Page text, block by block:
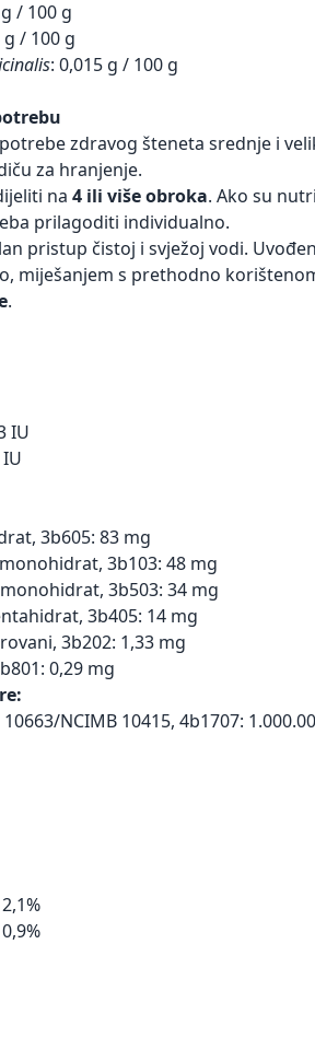
/ 100 g
/ 100 g
: 0,015 g / 100 g
zdravog šteneta srednje i
za hranjenje.
na 4 ili više obroka. Ako su
prilagoditi individualno.
pristup čistoj i svježoj vodi.
miješanjem s prethodno
.
IU
3b605: 83 mg
3b103: 48 mg
3b503: 34 mg
3b405: 14 mg
3b202: 1,33 mg
0,29 mg
10663/NCIMB 10415, 4b1707: